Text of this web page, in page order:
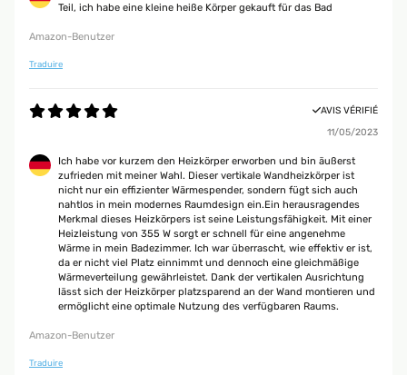
Teil, ich habe eine kleine heiße Körper gekauft für das Bad
Amazon-Benutzer
Traduire
AVIS VÉRIFIÉ
11/05/2023
Ich habe vor kurzem den Heizkörper erworben und bin äußerst
zufrieden mit meiner Wahl. Dieser vertikale Wandheizkörper ist
nicht nur ein effizienter Wärmespender, sondern fügt sich auch
nahtlos in mein modernes Raumdesign ein.Ein herausragendes
Merkmal dieses Heizkörpers ist seine Leistungsfähigkeit. Mit einer
Heizleistung von 355 W sorgt er schnell für eine angenehme
Wärme in mein Badezimmer. Ich war überrascht, wie effektiv er ist,
da er nicht viel Platz einnimmt und dennoch eine gleichmäßige
Wärmeverteilung gewährleistet. Dank der vertikalen Ausrichtung
lässt sich der Heizkörper platzsparend an der Wand montieren und
ermöglicht eine optimale Nutzung des verfügbaren Raums.
Amazon-Benutzer
Traduire